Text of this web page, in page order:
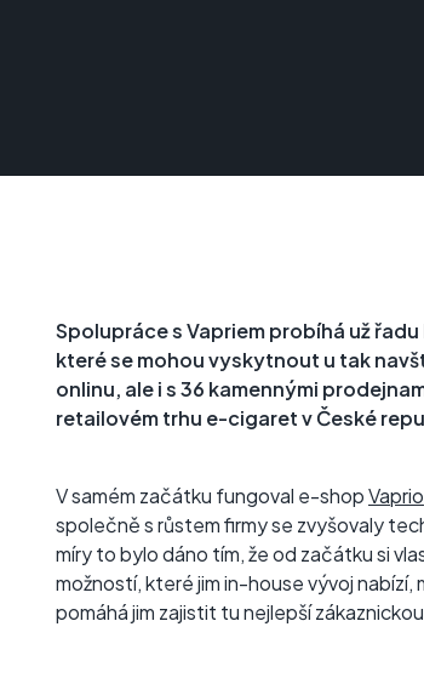
Spolupráce s Vapriem probíhá už
které se mohou vyskytnout u tak
onlinu, ale i s 36 kamennými
retailovém trhu e-cigaret v České
V samém začátku fungoval e-shopVaprio
společně s růstem firmy se zvyšovaly
míry to bylo dáno tím, že od začátku si
možností, které jim in-house vývoj
pomáhá jim zajistit tu nejlepší